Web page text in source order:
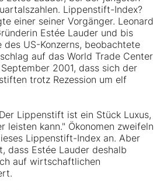
Lippenstift-Index?
einer seiner ­Vorgänger. Leonard
Estée Lauder und bis
US-Konzerns, beobachtete
auf das World Trade Center
September 2001, dass sich der
trotz Rezession um elf
Lippenstift ist ein Stück Luxus,
leisten kann." Ökonomen zweifeln
Lippenstift-Index an. Aber
dass Estée Lauder deshalb
auf wirtschaftlichen